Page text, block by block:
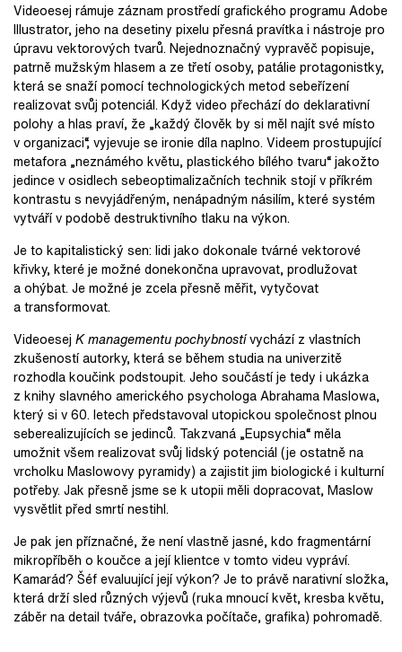
Videoesej rámuje záznam prostředí grafického programu Adobe
Illustrator, jeho na desetiny pixelu přesná pravítka i nástroje pro
úpravu vektorových tvarů. Nejednoznačný vypravěč popisuje,
patrně mužským hlasem a ze třetí osoby, patálie protagonistky,
která se snaží pomocí technologických metod sebeřízení
realizovat svůj potenciál. Když video přechází do deklarativní
polohy a hlas praví, že „každý člověk by si měl najít své místo
v organizaci“, vyjevuje se ironie díla naplno. Videem prostupující
metafora „neznámého květu, plastického bílého tvaru“ jakožto
jedince v osidlech sebeoptimalizačních technik stojí v příkrém
kontrastu s nevyjádřeným, nenápadným násilím, které systém
vytváří v podobě destruktivního tlaku na výkon.
Je to kapitalistický sen: lidi jako dokonale tvárné vektorové
křivky, které je možné donekončna upravovat, prodlužovat
a ohýbat. Je možné je zcela přesně měřit, vytyčovat
a transformovat.
Videoesej K managementu pochybnostívychází z vlastních
zkušeností autorky, která se během studia na univerzitě
rozhodla koučink podstoupit. Jeho součástí je tedy i ukázka
z knihy slavného amerického psychologa Abrahama Maslowa,
který si v 60. letech představoval utopickou společnost plnou
seberealizujících se jedinců. Takzvaná „Eupsychia“ měla
umožnit všem realizovat svůj lidský potenciál (je ostatně na
vrcholku Maslowovy pyramidy) a zajistit jim biologické i kulturní
potřeby. Jak přesně jsme se k utopii měli dopracovat, Maslow
vysvětlit před smrtí nestihl.
Je pak jen příznačné, že není vlastně jasné, kdo fragmentární
mikropříběh o koučce a její klientce v tomto videu vypráví.
Kamarád? Šéf evaluující její výkon? Je to právě narativní složka,
která drží sled různých výjevů (ruka mnoucí květ, kresba květu,
záběr na detail tváře, obrazovka počítače, grafika) pohromadě.